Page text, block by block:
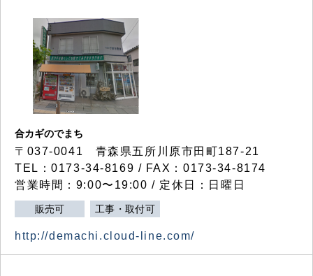
合カギのでまち
〒037-0041 青森県五所川原市田町187-21
TEL：0173-34-8169 / FAX：0173-34-8174
営業時間：9:00〜19:00 / 定休日：日曜日
販売可 工事・取付可
http://demachi.cloud-line.com/